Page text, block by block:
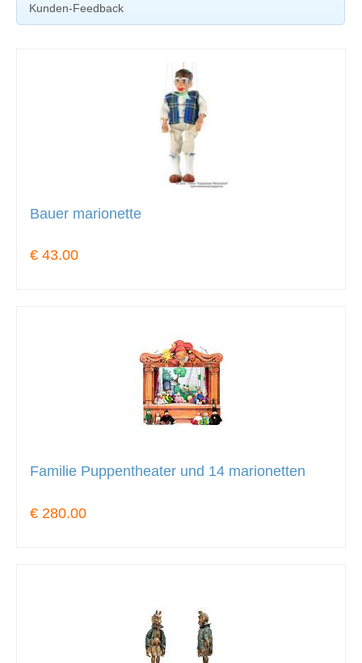
Kunden-Feedback
Bauer marionette
€ 43.00
Familie Puppentheater und 14 marionetten
€ 280.00